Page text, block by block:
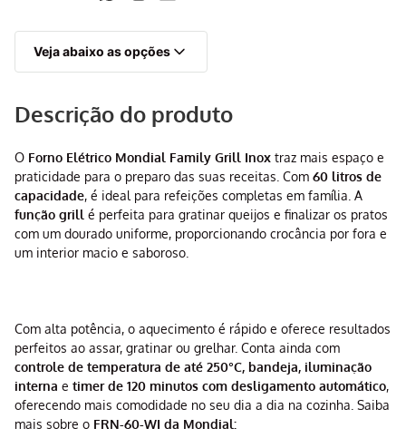
Veja abaixo as opções
Descrição do produto
O Forno Elétrico Mondial Family Grill Inox traz mais espaço e
praticidade para o preparo das suas receitas. Com 60 litros de
capacidade, é ideal para refeições completas em família. A
função grill é perfeita para gratinar queijos e finalizar os pratos
com um dourado uniforme, proporcionando crocância por fora e
um interior macio e saboroso.
Com alta potência, o aquecimento é rápido e oferece resultados
perfeitos ao assar, gratinar ou grelhar. Conta ainda com
controle de temperatura de até 250°C, bandeja, iluminação
interna e timer de 120 minutos com desligamento automático,
oferecendo mais comodidade no seu dia a dia na cozinha. Saiba
mais sobre o FRN-60-WI da Mondial: